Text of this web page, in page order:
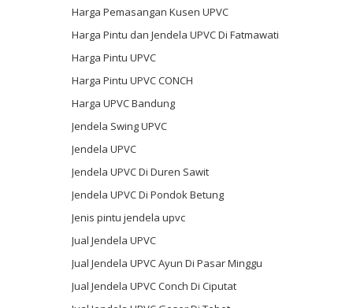
Harga Pemasangan Kusen UPVC
Harga Pintu dan Jendela UPVC Di Fatmawati
Harga Pintu UPVC
Harga Pintu UPVC CONCH
Harga UPVC Bandung
Jendela Swing UPVC
Jendela UPVC
Jendela UPVC Di Duren Sawit
Jendela UPVC Di Pondok Betung
Jenis pintu jendela upvc
Jual Jendela UPVC
Jual Jendela UPVC Ayun Di Pasar Minggu
Jual Jendela UPVC Conch Di Ciputat